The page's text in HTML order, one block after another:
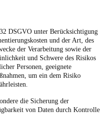
DSGVO unter Berücksichtigung
und der Art, des
der Verarbeitung sowie der
und Schwere des Risikos
Personen, geeignete
um ein dem Risiko
die Sicherung der
von Daten durch Kontrolle